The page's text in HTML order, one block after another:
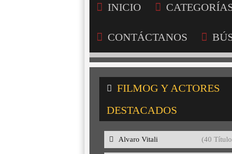
INICIO
CONTÁCTANOS
FILMOG Y ACTORES
DESTACADOS
Alvaro Vitali (40